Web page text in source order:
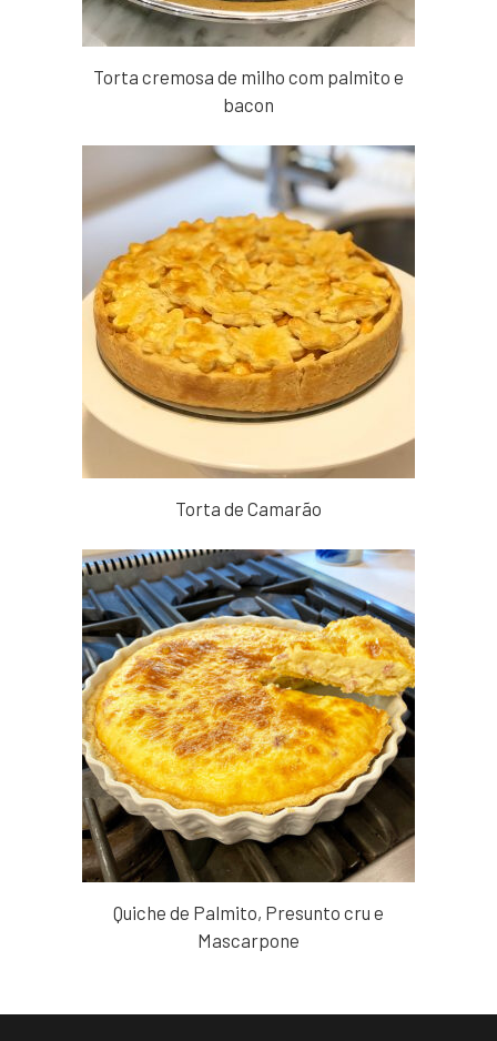
Torta cremosa de milho com palmito e
bacon
Torta de Camarão
Quiche de Palmito, Presunto cru e
Mascarpone